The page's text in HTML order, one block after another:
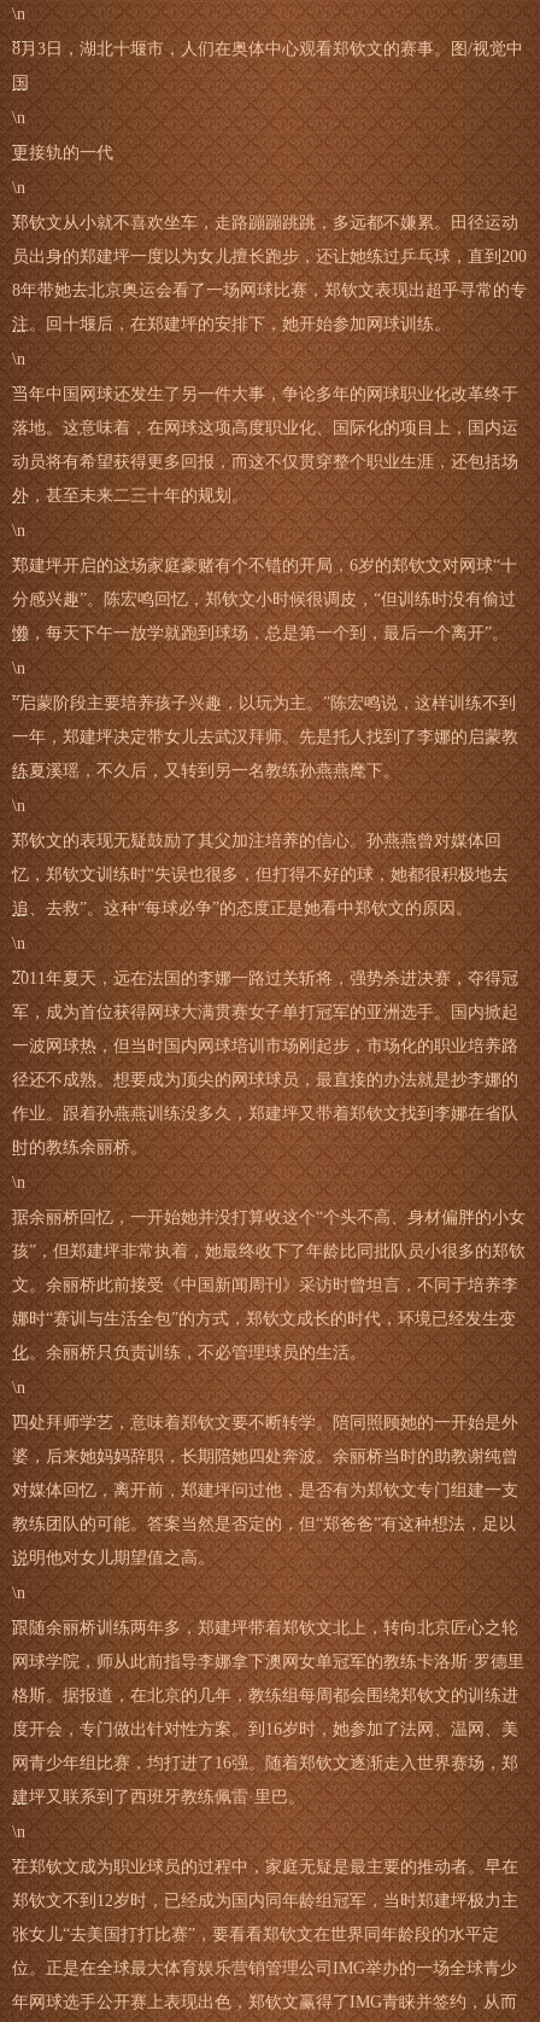
\n
8月3日，湖北十堰市，人们在奥体中心观看郑钦文的赛事。图/视觉中
国
\n
更接轨的一代
\n
郑钦文从小就不喜欢坐车，走路蹦蹦跳跳，多远都不嫌累。田径运动
员出身的郑建坪一度以为女儿擅长跑步，还让她练过乒乓球，直到200
8年带她去北京奥运会看了一场网球比赛，郑钦文表现出超乎寻常的专
注。回十堰后，在郑建坪的安排下，她开始参加网球训练。
\n
当年中国网球还发生了另一件大事，争论多年的网球职业化改革终于
落地。这意味着，在网球这项高度职业化、国际化的项目上，国内运
动员将有希望获得更多回报，而这不仅贯穿整个职业生涯，还包括场
外，甚至未来二三十年的规划。
\n
郑建坪开启的这场家庭豪赌有个不错的开局，6岁的郑钦文对网球“十
分感兴趣”。陈宏鸣回忆，郑钦文小时候很调皮，“但训练时没有偷过
懒，每天下午一放学就跑到球场，总是第一个到，最后一个离开”。
\n
“启蒙阶段主要培养孩子兴趣，以玩为主。”陈宏鸣说，这样训练不到
一年，郑建坪决定带女儿去武汉拜师。先是托人找到了李娜的启蒙教
练夏溪瑶，不久后，又转到另一名教练孙燕燕麾下。
\n
郑钦文的表现无疑鼓励了其父加注培养的信心。孙燕燕曾对媒体回
忆，郑钦文训练时“失误也很多，但打得不好的球，她都很积极地去
追、去救”。这种“每球必争”的态度正是她看中郑钦文的原因。
\n
2011年夏天，远在法国的李娜一路过关斩将，强势杀进决赛，夺得冠
军，成为首位获得网球大满贯赛女子单打冠军的亚洲选手。国内掀起
一波网球热，但当时国内网球培训市场刚起步，市场化的职业培养路
径还不成熟。想要成为顶尖的网球球员，最直接的办法就是抄李娜的
作业。跟着孙燕燕训练没多久，郑建坪又带着郑钦文找到李娜在省队
时的教练余丽桥。
\n
据余丽桥回忆，一开始她并没打算收这个“个头不高、身材偏胖的小女
孩”，但郑建坪非常执着，她最终收下了年龄比同批队员小很多的郑钦
文。余丽桥此前接受《中国新闻周刊》采访时曾坦言，不同于培养李
娜时“赛训与生活全包”的方式，郑钦文成长的时代，环境已经发生变
化。余丽桥只负责训练，不必管理球员的生活。
\n
四处拜师学艺，意味着郑钦文要不断转学。陪同照顾她的一开始是外
婆，后来她妈妈辞职，长期陪她四处奔波。余丽桥当时的助教谢纯曾
对媒体回忆，离开前，郑建坪问过他，是否有为郑钦文专门组建一支
教练团队的可能。答案当然是否定的，但“郑爸爸”有这种想法，足以
说明他对女儿期望值之高。
\n
跟随余丽桥训练两年多，郑建坪带着郑钦文北上，转向北京匠心之轮
网球学院，师从此前指导李娜拿下澳网女单冠军的教练卡洛斯·罗德里
格斯。据报道，在北京的几年，教练组每周都会围绕郑钦文的训练进
度开会，专门做出针对性方案。到16岁时，她参加了法网、温网、美
网青少年组比赛，均打进了16强。随着郑钦文逐渐走入世界赛场，郑
建坪又联系到了西班牙教练佩雷·里巴。
\n
在郑钦文成为职业球员的过程中，家庭无疑是最主要的推动者。早在
郑钦文不到12岁时，已经成为国内同年龄组冠军，当时郑建坪极力主
张女儿“去美国打打比赛”，要看看郑钦文在世界同年龄段的水平定
位。正是在全球最大体育娱乐营销管理公司IMG举办的一场全球青少
年网球选手公开赛上表现出色，郑钦文赢得了IMG青睐并签约，从而